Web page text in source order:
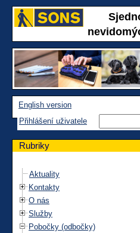
English version
Přihlášení uživatele
Rubriky
Aktuality
Kontakty
O nás
Služby
Pobočky (odbočky)